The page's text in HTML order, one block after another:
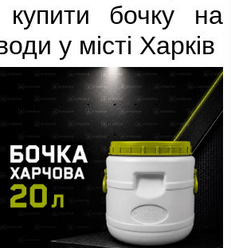
купити бочку на
у місті Харків